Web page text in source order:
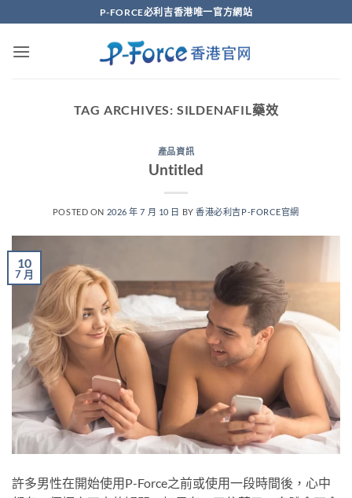
to
content
P-FORCE必利吉香港唯一官方網站
TAG ARCHIVES: SILDENAFIL藥效
產品資訊
Untitled
POSTED ON 2026 年 7 月 10 日 BY香港必利吉P-FORCE官網
10
7 月
許多男性在開始使用P-Force之前或使用一段時間後，心中